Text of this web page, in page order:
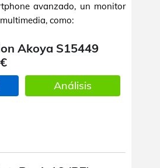
avanzado, un monitor
como:
Akoya S15449
Análisis